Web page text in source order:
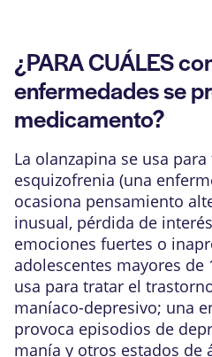
¿PARA CUÁLES
enfermedades se
medicamento?
La olanzapina se usa
esquizofrenia (una
ocasiona pensamiento
inusual, pérdida de
emociones fuertes o
adolescentes mayores de
usa para tratar el
maníaco-depresivo; una
provoca episodios de
manía y otros estados de